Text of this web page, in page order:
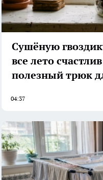
Сушёную
все лето
полезный трюк
04:37